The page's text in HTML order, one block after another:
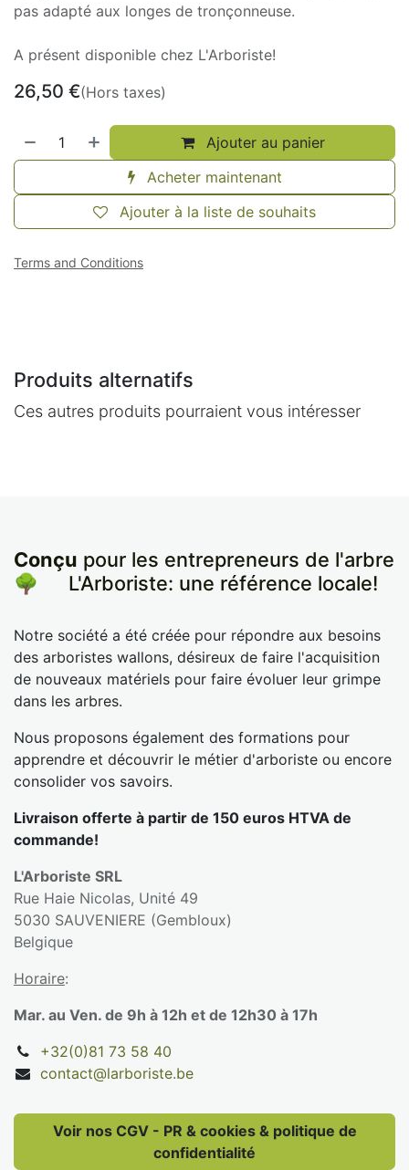
pas adapté aux longes de tronçonneuse.
A présent disponible chez L'Arboriste!
26,50 €(Hors taxes)
Ajouter au panier
Acheter maintenant
Ajouter à la liste de souhaits
Terms and Conditions
Produits alternatifs
Ces autres produits pourraient vous intéresser
Conçu pour les entrepreneurs de l'arbre
🌳
​L'Arboriste: une référence locale!
Notre société a été créée pour répondre aux besoins
des arboristes wallons, désireux de faire l'acquisition
de nouveaux matériels pour faire évoluer leur grimpe
dans les arbres.
Nous proposons également des formations pour
apprendre et découvrir le métier d'arboriste ou encore
consolider vos savoirs.
Livraison offerte à partir de 150 euros HTVA de
commande!
L'Arboriste SRL
Rue Haie Nicolas, Unité 49
5030 SAUVENIERE (Gembloux)
Belgique
Horaire:
Mar. au Ven. de 9h à 12h et de 12h30 à 17h
+32(0)81 73 58 40
contact@larboriste.be
Voir nos CGV - PR & cookies & politique de
confidentialité